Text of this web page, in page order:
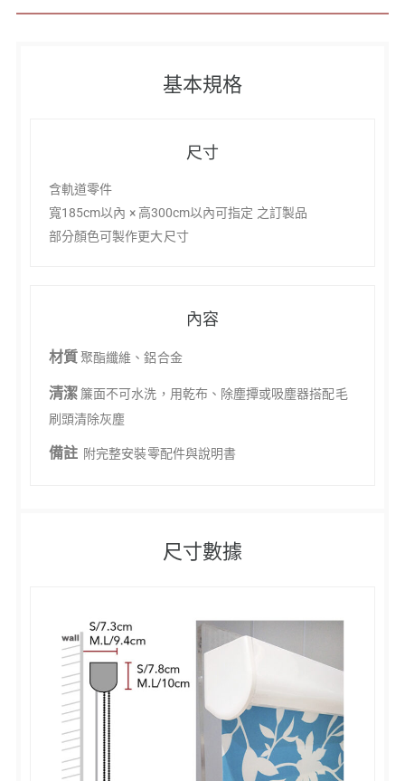
基本規格
尺寸
含軌道零件
寬185cm以內 × 高300cm以內可指定 之訂製品
部分顏色可製作更大尺寸
內容
材質聚酯纖維、鋁合金
清潔簾面不可水洗，用乾布、除塵撢或吸塵器搭配毛
刷頭清除灰塵
備註 附完整安裝零配件與說明書
尺寸數據